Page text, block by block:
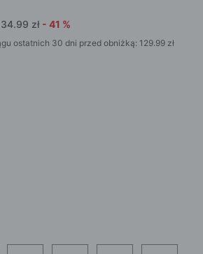
zł - 41 %
ostatnich 30 dni przed obniżką: 129.99 zł